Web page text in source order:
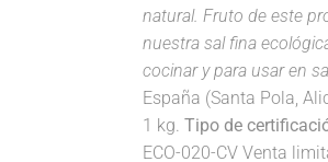
natural. Fruto de este
nuestra sal fina
cocinar y para usar en
España (Santa Pola,
1 kg.Tipo de
ECO-020-CV Venta